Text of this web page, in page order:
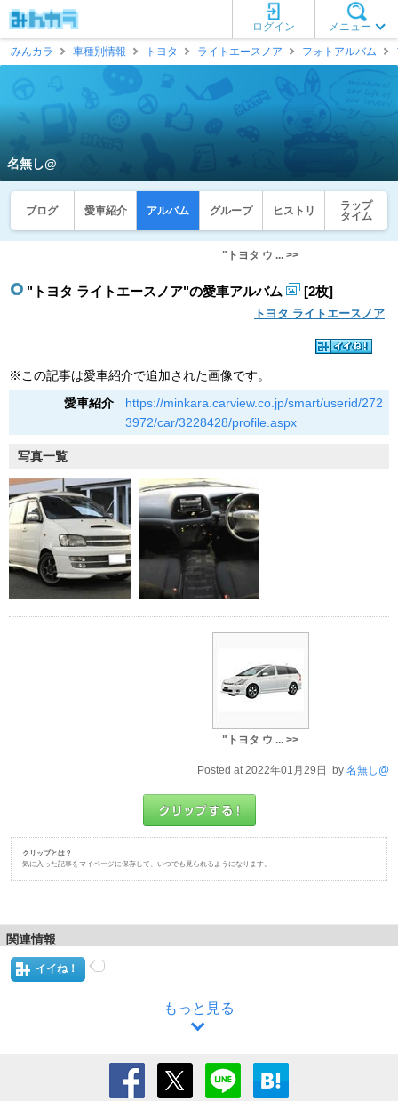
メニュー
ログイン
みんカラ
車種別情報 トヨタ ライトエースノア フォトアルバム
名無し@
ブログ 愛車紹介 アルバム グループ ヒストリ
ラップ
タイム
"トヨタ ウ ... >>
"トヨタ ライトエースノア"の愛車アルバム [2枚]
トヨタ ライトエースノア
※この記事は愛車紹介で追加された画像です。
愛車紹介
https://minkara.carview.co.jp/smart/userid/272
3972/car/3228428/profile.aspx
写真一覧
"トヨタ ウ ... >>
Posted at 2022年01月29日 by 名無し@
クリップとは？
気に入った記事をマイページに保存して、いつでも見られるようになります。
関連情報
イイね！
もっと見る